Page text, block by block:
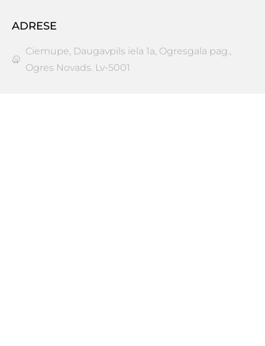
ADRESE
Ciemupe, Daugavpils iela 1a, Ogresgala pag.,
Ogres Novads. Lv-5001